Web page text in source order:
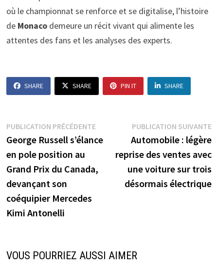
où le championnat se renforce et se digitalise, l’histoire
de Monacodemeure un récit vivant qui alimente les
attentes des fans et les analyses des experts.
SHARE SHARE PIN IT SHARE
Navigation
de
l’article
PUBLICATION PRÉCÉDENTEPublication
précédente :
George Russell s’élance
en pole position au
Grand Prix du Canada,
devançant son
coéquipier Mercedes
Kimi Antonelli
PUBLICATION SUIVANTE
Automobile : légère
reprise des ventes avec
une voiture sur trois
désormais électrique
VOUS POURRIEZ AUSSI AIMER